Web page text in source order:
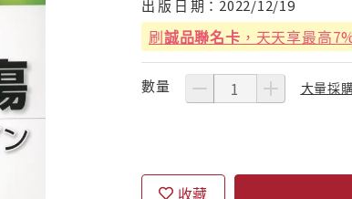
出 版 日 期： 2022/12/19
刷誠品聯名卡 ，天天享最高
數量 大量採
收藏